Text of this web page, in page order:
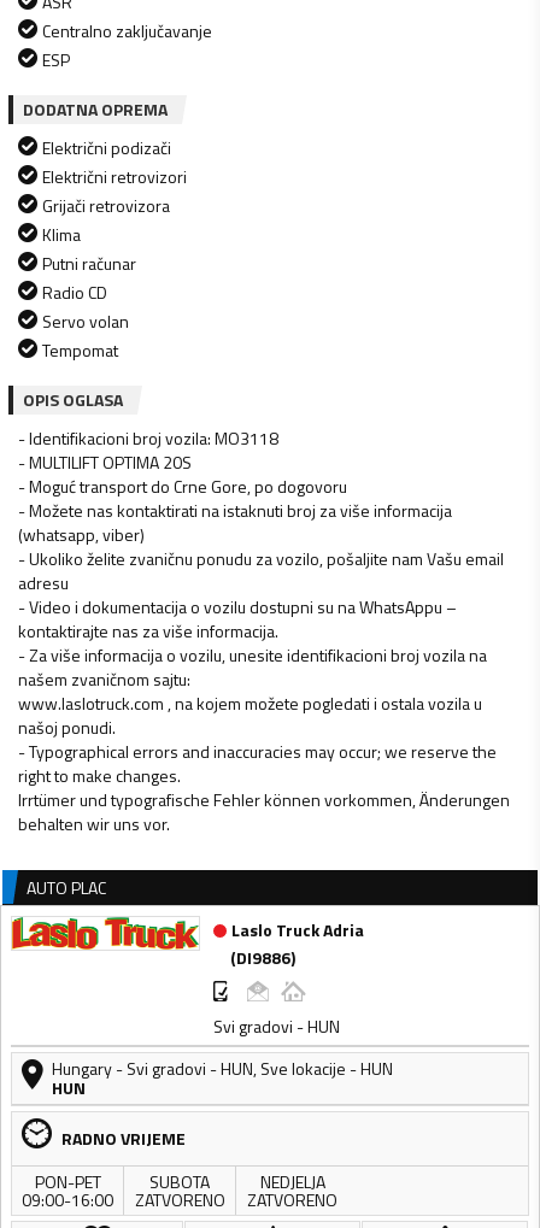
Centralno zaključavanje
ESP
DODATNA OPREMA
Električni podizači
Električni retrovizori
Grijači retrovizora
Klima
Putni računar
Radio CD
Servo volan
Tempomat
OPIS OGLASA
- Identifikacioni broj vozila: MO3118
- MULTILIFT OPTIMA 20S
- Moguć transport do Crne Gore, po dogovoru
- Možete nas kontaktirati na istaknuti broj za više informacija
(whatsapp, viber)
- Ukoliko želite zvaničnu ponudu za vozilo, pošaljite nam Vašu email
adresu
- Video i dokumentacija o vozilu dostupni su na WhatsAppu –
kontaktirajte nas za više informacija.
- Za više informacija o vozilu, unesite identifikacioni broj vozila na
našem zvaničnom sajtu:
www.laslotruck.com , na kojem možete pogledati i ostala vozila u
našoj ponudi.
- Typographical errors and inaccuracies may occur; we reserve the
right to make changes.
Irrtümer und typografische Fehler können vorkommen, Änderungen
AUTO PLAC
Laslo Truck Adria
(DI9886)
Svi gradovi - HUN
Hungary-Svi gradovi - HUN,Sve lokacije - HUN
HUN
RADNO VRIJEME
PON-PET
09:00-16:00
SUBOTA
ZATVORENO
NEDJELJA
ZATVORENO